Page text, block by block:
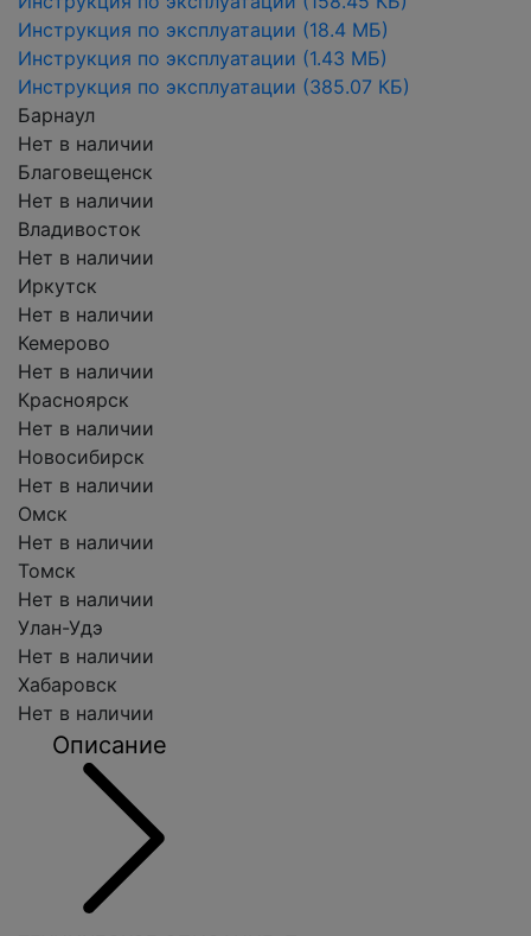
Инструкция по эксплуатации (18.4 МБ)
Инструкция по эксплуатации (1.43 МБ)
Инструкция по эксплуатации (385.07 КБ)
Барнаул
Нет в наличии
Благовещенск
Нет в наличии
Владивосток
Нет в наличии
Иркутск
Нет в наличии
Кемерово
Нет в наличии
Красноярск
Нет в наличии
Новосибирск
Нет в наличии
Омск
Нет в наличии
Томск
Нет в наличии
Улан-Удэ
Нет в наличии
Хабаровск
Нет в наличии
Описание